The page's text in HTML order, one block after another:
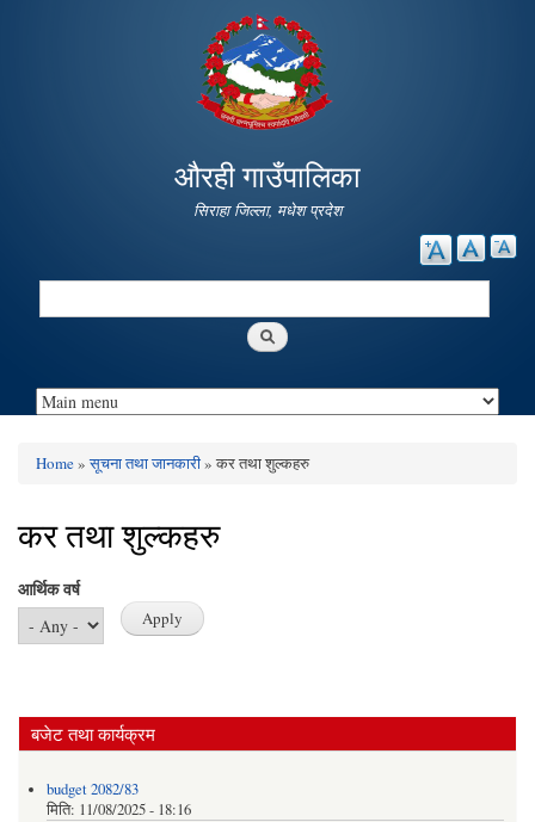
main
content
औरही गाउँपालिका
सिराहा जिल्ला, मधेश प्रदेश
Search
You are here
Home»सूचना तथा जानकारी» कर तथा शुल्कहरु
कर तथा शुल्कहरु
आर्थिक वर्ष
बजेट तथा कार्यक्रम
budget 2082/83
मिति: 11/08/2025 - 18:16